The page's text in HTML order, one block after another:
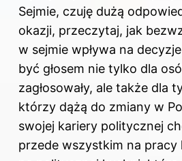
Sejmie, czuję dużą
okazji, przeczytaj, jak
w sejmie wpływa na
być głosem nie tylko dla
zagłosowały, ale także dla
którzy dążą do zmiany w
swojej kariery politycznej
przede wszystkim na pracy